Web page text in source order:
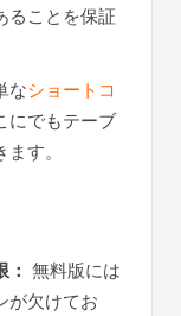
ることを保証
なショートコ
にでもテーブ
す。
無料版には
が欠けてお